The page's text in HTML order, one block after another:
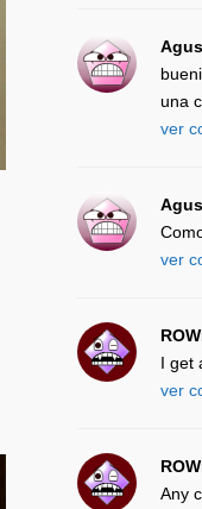
una
ver
ver
I get
ver
Any